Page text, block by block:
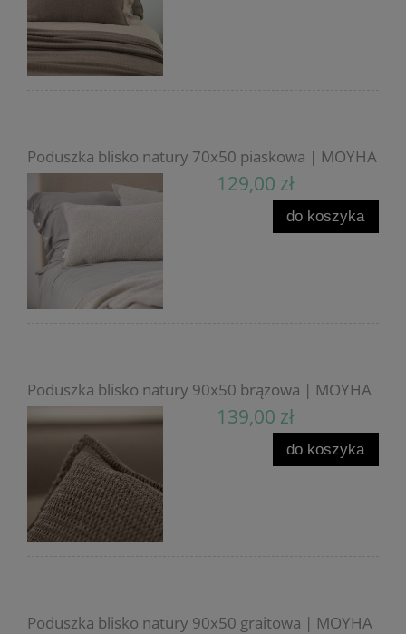
Poduszka blisko natury 70x50 piaskowa | MOYHA
129,00 zł
do koszyka
Poduszka blisko natury 90x50 brązowa | MOYHA
139,00 zł
do koszyka
Poduszka blisko natury 90x50 graitowa | MOYHA